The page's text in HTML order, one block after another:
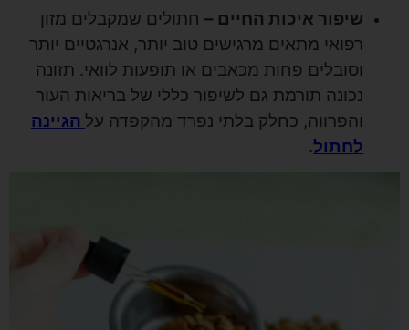
שיפור איכות החיים – חתולים שמקבלים מזון
רפואי מתאים מרגישים טוב יותר, אנרגטיים יותר
וסובלים פחות מכאבים או תופעות לוואי. תזונה
נכונה תורמת גם לשיפור כללי של בריאות העור
והפרווה, כחלק בלתי נפרד מהקפדה על הגיינה
לחתול.